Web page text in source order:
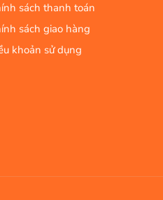
sách thanh toán
sách giao hàng
khoản sử dụng